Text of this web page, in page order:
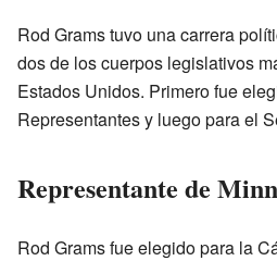
Rod Grams tuvo una carrera
dos de los cuerpos legislativos
Estados Unidos. Primero fue
Representantes y luego para el
Representante de
Rod Grams fue elegido para la